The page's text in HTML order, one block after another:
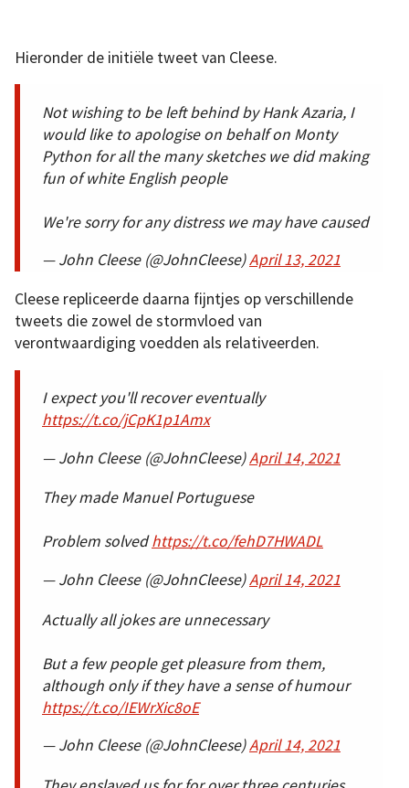
Hieronder de initiële tweet van Cleese.
Not wishing to be left behind by Hank Azaria, I
would like to apologise on behalf on Monty
Python for all the many sketches we did making
fun of white English people
We're sorry for any distress we may have caused
— John Cleese (@JohnCleese)April 13, 2021
Cleese repliceerde daarna fijntjes op verschillende
tweets die zowel de stormvloed van
verontwaardiging voedden als relativeerden.
I expect you'll recover eventually
https://t.co/jCpK1p1Amx
— John Cleese (@JohnCleese)April 14, 2021
They made Manuel Portuguese
Problem solvedhttps://t.co/fehD7HWADL
— John Cleese (@JohnCleese)April 14, 2021
Actually all jokes are unnecessary
But a few people get pleasure from them,
although only if they have a sense of humour
https://t.co/IEWrXic8oE
— John Cleese (@JohnCleese)April 14, 2021